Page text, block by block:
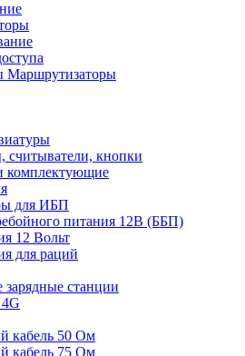
Маршрутизаторы
считыватели, кнопки
комплектующие
для ИБП
питания 12В (ББП)
12 Вольт
для раций
станции
кабель 50 Ом
кабель 75 Ом